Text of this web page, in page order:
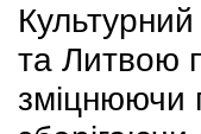
та Литвою
зміцнюючи